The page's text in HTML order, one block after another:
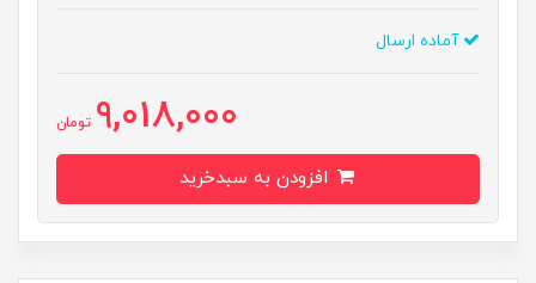
آماده ارسال
9,018,000 تومان